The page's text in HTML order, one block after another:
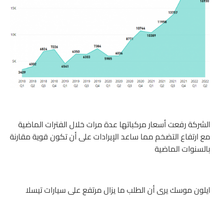
الشركة رفعت أسعار مركباتها عدة مرات خلال الفترات الماضية
مع ارتفاع التضخم مما ساعد الإيرادات على أن تكون قوية مقارنة
بالسنوات الماضية
ايلون موسك يرى أن الطلب ما يزال مرتفع على سيارات تيسلا